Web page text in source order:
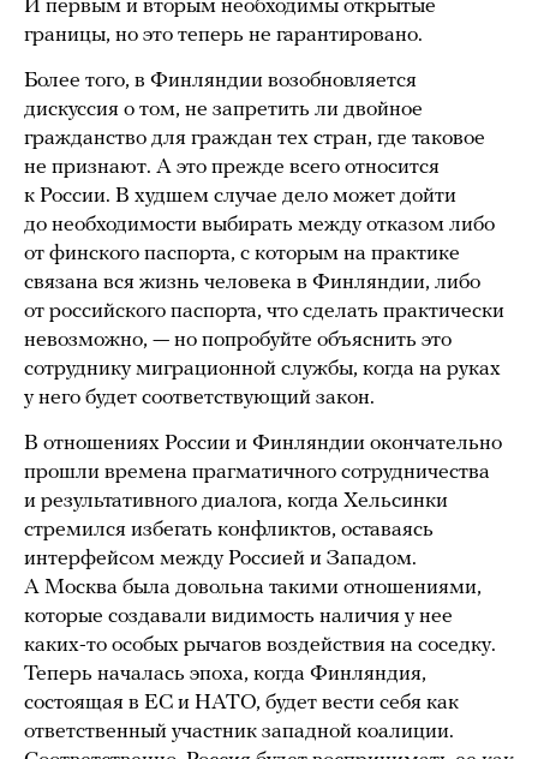
И первым и вторым необходимы открытые
границы, но это теперь не гарантировано.
Более того, в Финляндии возобновляется
дискуссия о том, не запретить ли двойное
гражданство для граждан тех стран, где таковое
не признают. А это прежде всего относится
к России. В худшем случае дело может дойти
до необходимости выбирать между отказом либо
от финского паспорта, с которым на практике
связана вся жизнь человека в Финляндии, либо
от российского паспорта, что сделать практически
невозможно, — но попробуйте объяснить это
сотруднику миграционной службы, когда на руках
у него будет соответствующий закон.
В отношениях России и Финляндии окончательно
прошли времена прагматичного сотрудничества
и результативного диалога, когда Хельсинки
стремился избегать конфликтов, оставаясь
интерфейсом между Россией и Западом.
А Москва была довольна такими отношениями,
которые создавали видимость наличия у нее
каких-то особых рычагов воздействия на соседку.
Теперь началась эпоха, когда Финляндия,
состоящая в ЕС и НАТО, будет вести себя как
ответственный участник западной коалиции.